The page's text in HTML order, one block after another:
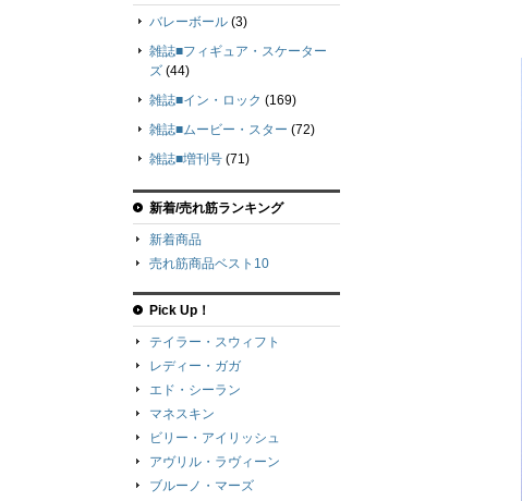
バレーボール (3)
雑誌■フィギュア・スケーター
ズ (44)
雑誌■イン・ロック (169)
雑誌■ムービー・スター (72)
雑誌■増刊号 (71)
新着/売れ筋ランキング
新着商品
売れ筋商品ベスト10
Pick Up！
テイラー・スウィフト
レディー・ガガ
エド・シーラン
マネスキン
ビリー・アイリッシュ
アヴリル・ラヴィーン
ブルーノ・マーズ